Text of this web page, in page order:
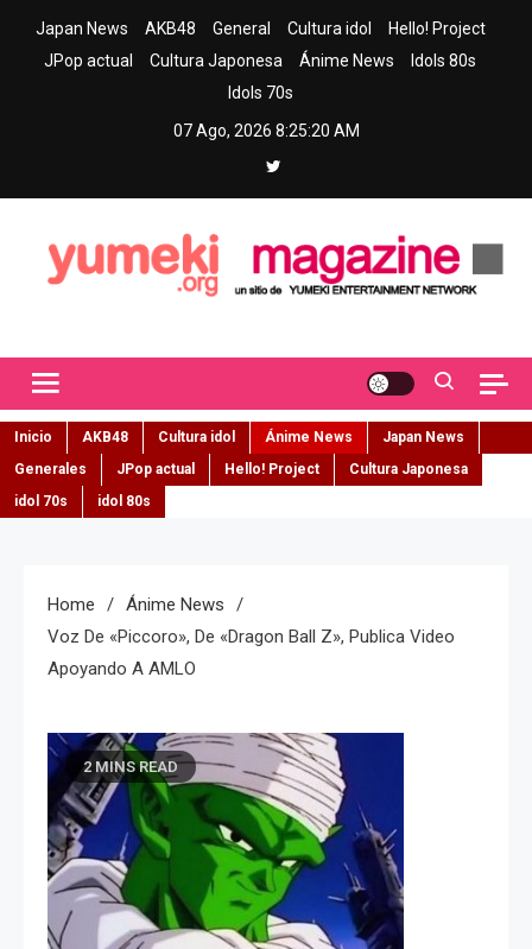
Japan News AKB48 General Cultura idol
Hello! Project
JPop actual
Cultura Japonesa Ánime News
Idols 80s
Idols 70s
07 Ago, 2026 8:25:22 AM
Inicio AKB48 Cultura idol Ánime News
Japan News
Generales
JPop actual Hello! Project
Cultura Japonesa
idol 70s
idol 80s
Home
Ánime News
Voz De «Piccoro», De «Dragon Ball Z», Publica Video
Apoyando A AMLO
2 MINS READ